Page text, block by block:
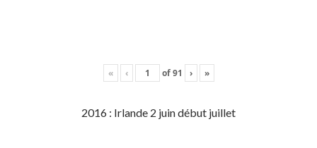
« ‹ of91 › »
2016 : Irlande 2 juin début juillet